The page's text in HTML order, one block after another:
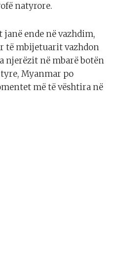
natyrore.
ende në vazhdim,
të mbijetuarit vazhdon
njerëzit në mbarë botën
Myanmar po
më të vështira në